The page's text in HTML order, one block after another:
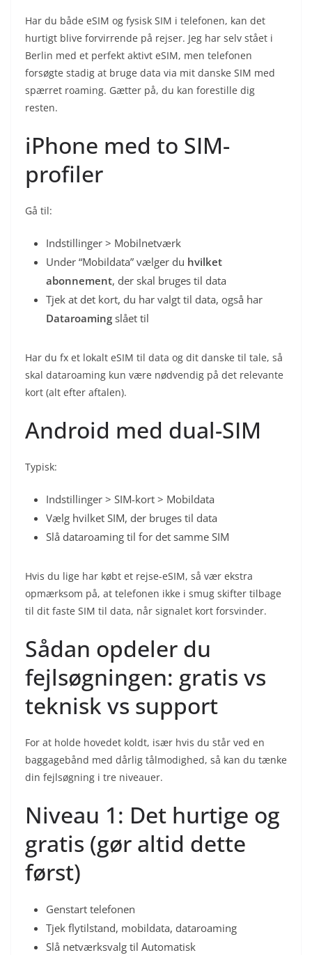
Har du både eSIM og fysisk SIM i telefonen, kan det
hurtigt blive forvirrende på rejser. Jeg har selv stået i
Berlin med et perfekt aktivt eSIM, men telefonen
forsøgte stadig at bruge data via mit danske SIM med
spærret roaming. Gætter på, du kan forestille dig
resten.
iPhone med to SIM-
profiler
Gå til:
Indstillinger > Mobilnetværk
Under “Mobildata” vælger du hvilket
abonnement, der skal bruges til data
Tjek at det kort, du har valgt til data, også har
Dataroaming slået til
Har du fx et lokalt eSIM til data og dit danske til tale, så
skal dataroaming kun være nødvendig på det relevante
kort (alt efter aftalen).
Android med dual-SIM
Typisk:
Indstillinger > SIM-kort > Mobildata
Vælg hvilket SIM, der bruges til data
Slå dataroaming til for det samme SIM
Hvis du lige har købt et rejse-eSIM, så vær ekstra
opmærksom på, at telefonen ikke i smug skifter tilbage
til dit faste SIM til data, når signalet kort forsvinder.
Sådan opdeler du
fejlsøgningen: gratis vs
teknisk vs support
For at holde hovedet koldt, især hvis du står ved en
baggagebånd med dårlig tålmodighed, så kan du tænke
din fejlsøgning i tre niveauer.
Niveau 1: Det hurtige og
gratis (gør altid dette
først)
Genstart telefonen
Tjek flytilstand, mobildata, dataroaming
Slå netværksvalg til Automatisk